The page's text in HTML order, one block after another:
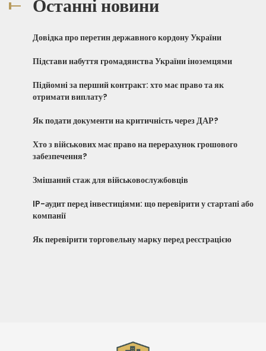
Останні новини
Довідка про перетин державного кордону України
Підстави набуття громадянства України іноземцями
Підйомні за перший контракт: хто має право та як
отримати виплату?
Як подати документи на критичність через ДАР?
Хто з військових має право на перерахунок грошового
забезпечення?
Змішаний стаж для військовослужбовців
IP-аудит перед інвестиціями: що перевірити у стартапі або
компанії
Як перевірити торговельну марку перед реєстрацією